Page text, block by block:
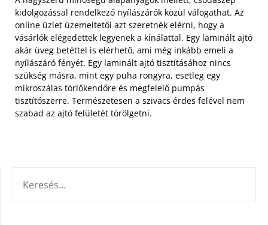
kidolgozással rendelkező nyílászárók közül válogathat. Az
online üzlet üzemeltetői azt szeretnék elérni, hogy a
vásárlók elégedettek legyenek a kínálattal. Egy laminált ajtó
akár üveg betéttel is elérhető, ami még inkább emeli a
nyílászáró fényét. Egy laminált ajtó tisztításához nincs
szükség másra, mint egy puha rongyra, esetleg egy
mikroszálas törlőkendőre és megfelelő pumpás
tisztítószerre. Természetesen a szivacs érdes felével nem
szabad az ajtó felületét törölgetni.